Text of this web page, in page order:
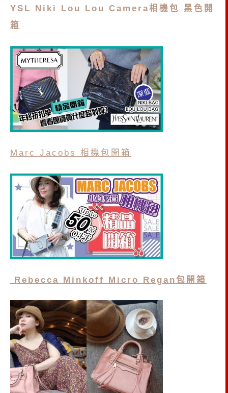
YSL Niki Lou Lou Camera相機包 黑色開
箱
Marc Jacobs 相機包開箱
Rebecca Minkoff Micro Regan包開箱